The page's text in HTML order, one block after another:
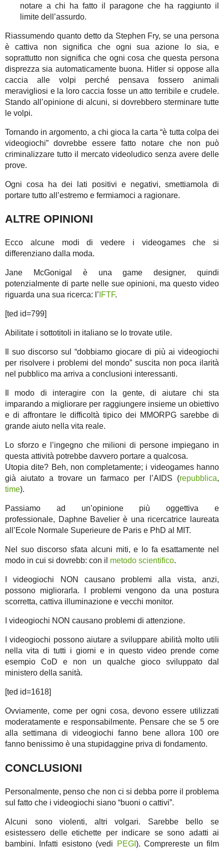
notare a chi ha fatto il paragone che ha raggiunto il
limite dell’assurdo.
Riassumendo quanto detto da Stephen Fry, se una persona
è cattiva non significa che ogni sua azione lo sia, e
soprattutto non significa che ogni cosa che questa persona
disprezza sia automaticamente buona. Hitler si oppose alla
caccia alle volpi perché pensava fossero animali
meravigliosi e la loro caccia fosse un atto terribile e crudele.
Stando all’opinione di alcuni, si dovrebbero sterminare tutte
le volpi.
Tornando in argomento, a chi gioca la carta “è tutta colpa dei
videogiochi” dovrebbe essere fatto notare che non può
criminalizzare tutto il mercato videoludico senza avere delle
prove.
Ogni cosa ha dei lati positivi e negativi, smettiamola di
portare tutto all’estremo e fermiamoci a ragionare.
ALTRE OPINIONI
Ecco alcune modi di vedere i videogames che si
differenziano dalla moda.
Jane McGonigal è una game designer, quindi
potenzialmente di parte nelle sue opinioni, ma questo video
riguarda una sua ricerca: l’ IFTF.
[ted id=799]
Abilitate i sottotitoli in italiano se lo trovate utile.
Il suo discorso sul “dobbiamo giocare di più ai videogiochi
per risolvere i problemi del mondo” suscita non poca ilarità
nel pubblico ma arriva a conclusioni interessanti.
Il modo di interagire con la gente, di aiutare chi sta
imparando a migliorare per raggiungere insieme un obiettivo
e di affrontare le difficoltà tipico dei MMORPG sarebbe di
grande aiuto nella vita reale.
Lo sforzo e l’ingegno che milioni di persone impiegano in
questa attività potrebbe davvero portare a qualcosa.
Utopia dite? Beh, non completamente; i videogames hanno
già aiutato a trovare un farmaco per l’AIDS (repubblica,
time).
Passiamo ad un’opinione più oggettiva e
professionale, Daphne Bavelier è una ricercatrice laureata
all’Ecole Normale Superieure de Paris e PhD al MIT.
Nel suo discorso sfata alcuni miti, e lo fa esattamente nel
modo in cui si dovrebb: con il metodo scientifico.
I videogiochi NON causano problemi alla vista, anzi,
possono migliorarla. I problemi vengono da una postura
scorretta, cattiva illuminazione e vecchi monitor.
I videogiochi NON causano problemi di attenzione.
I videogiochi possono aiutare a sviluppare abilità molto utili
nella vita di tutti i giorni e in questo video prende come
esempio CoD e non un qualche gioco sviluppato dal
ministero della sanità.
[ted id=1618]
Ovviamente, come per ogni cosa, devono essere utilizzati
moderatamente e responsabilmente. Pensare che se 5 ore
alla settimana di videogiochi fanno bene allora 100 ore
fanno benissimo è una stupidaggine priva di fondamento.
CONCLUSIONI
Personalmente, penso che non ci si debba porre il problema
sul fatto che i videogiochi siano “buoni o cattivi”.
Alcuni sono violenti, altri volgari. Sarebbe bello se
esistessero delle etichette per indicare se sono adatti ai
bambini. Infatti esistono (vedi
PEGI ). Comprereste un film